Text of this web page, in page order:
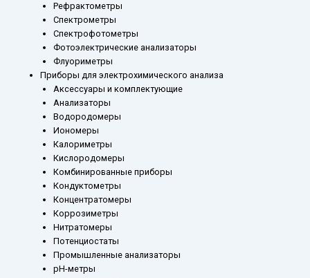
Рефрактометры
Спектрометры
Спектрофотометры
Фотоэлектрические анализаторы
Флуориметры
Приборы для электрохимического анализа
Аксессуары и комплектующие
Анализаторы
Водородомеры
Иономеры
Калориметры
Кислородомеры
Комбинированные приборы
Кондуктометры
Концентратомеры
Коррозиметры
Нитратомеры
Потенциостаты
Промышленные анализаторы
рН-метры